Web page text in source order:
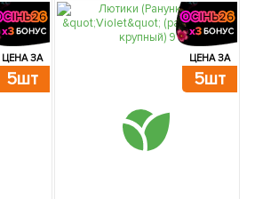
ЦЕНА ЗА
5шт
ЦЕНА ЗА
5шт